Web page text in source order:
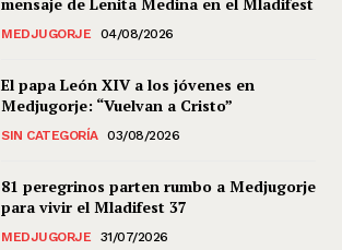
MEDJUGORJE 04/08/2026
El papa León XIV a los jóvenes en
Medjugorje: “Vuelvan a Cristo”
SIN CATEGORÍA 03/08/2026
81 peregrinos parten rumbo a Medjugorje
para vivir el Mladifest 37
MEDJUGORJE 31/07/2026